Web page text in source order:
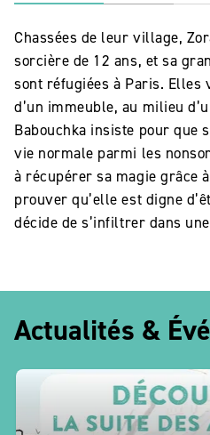
Chassées de leur village,
sorcière de 12 ans, et sa
sont réfugiées à Paris. Elles
d’un immeuble, au milieu
Babouchka insiste pour que
vie normale parmi les
à récupérer sa magie grâce
prouver qu’elle est digne
décide de s’infiltrer dans
Actualités &